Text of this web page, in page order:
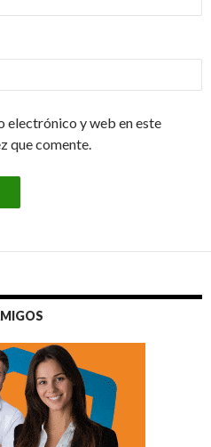
electrónico y web en este
que comente.